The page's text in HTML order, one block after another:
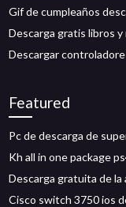
Gif de cumpleaños
Descarga gratis libros
Descargar
Featured
Pc de descarga de
Kh all in one package
Descarga gratuita de la
Cisco switch 3750 ios